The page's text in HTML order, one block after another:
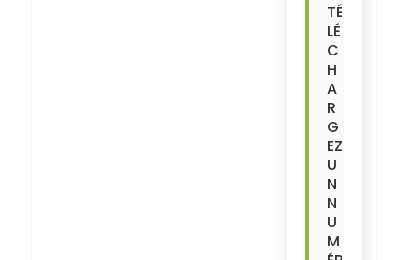
TÉ
LÉ
C
H
A
R
G
EZ
U
N
N
U
M